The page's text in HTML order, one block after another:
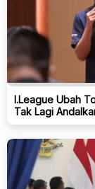
I.League Ubah
Tak Lagi